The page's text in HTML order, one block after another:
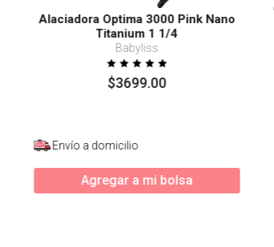
Alaciadora Optima 3000 Pink Nano
Titanium 1 1/4
Babyliss
$3699.00
Envío a domicilio
Agregar a mi bolsa